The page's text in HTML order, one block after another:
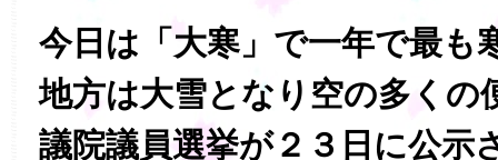
今日は「大寒」で一年で最も
地方は大雪となり空の多くの
議院議員選挙が２３日に公示